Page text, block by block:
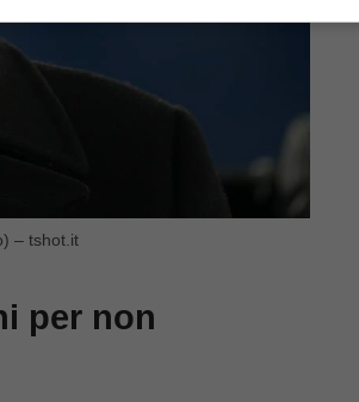
– tshot.it
per non